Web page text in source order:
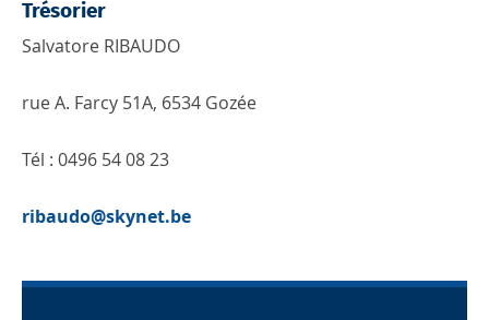
Trésorier
Salvatore RIBAUDO
rue A. Farcy 51A, 6534 Gozée
Tél : 0496 54 08 23
ribaudo@skynet.be